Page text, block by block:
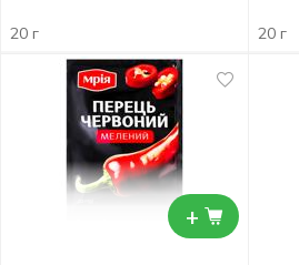
20 г 20 г
+